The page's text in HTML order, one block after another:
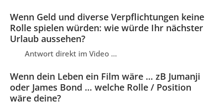
Wenn Geld und diverse Verpflichtungen keine
Rolle spielen würden: wie würde Ihr nächster
Urlaub aussehen?
Antwort direkt im Video …
Wenn dein Leben ein Film wäre … zB Jumanji
oder James Bond … welche Rolle / Position
wäre deine?